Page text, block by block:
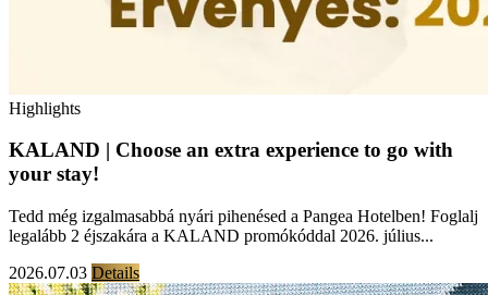
Highlights
KALAND | Choose an extra experience to go with
your stay!
Tedd még izgalmasabbá nyári pihenésed a Pangea Hotelben! Foglalj
legalább 2 éjszakára a KALAND promókóddal 2026. július...
2026.07.03 Details